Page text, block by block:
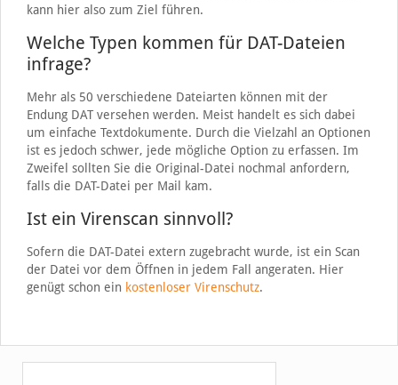
kann hier also zum Ziel führen.
Welche Typen kommen für DAT-Dateien
infrage?
Mehr als 50 verschiedene Dateiarten können mit der
Endung DAT versehen werden. Meist handelt es sich dabei
um einfache Textdokumente. Durch die Vielzahl an Optionen
ist es jedoch schwer, jede mögliche Option zu erfassen. Im
Zweifel sollten Sie die Original-Datei nochmal anfordern,
falls die DAT-Datei per Mail kam.
Ist ein Virenscan sinnvoll?
Sofern die DAT-Datei extern zugebracht wurde, ist ein Scan
der Datei vor dem Öffnen in jedem Fall angeraten. Hier
genügt schon ein kostenloser Virenschutz.